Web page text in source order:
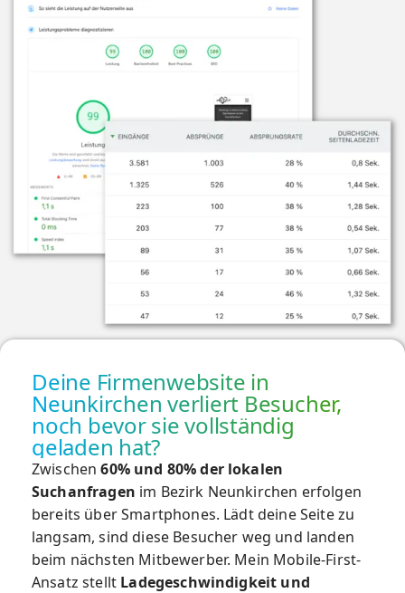
Deine Firmenwebsite in
Neunkirchen verliert Besucher,
noch bevor sie vollständig
geladen hat?
Zwischen60% und 80% der lokalen
Suchanfragen im Bezirk Neunkirchen erfolgen
bereits über Smartphones. Lädt deine Seite zu
langsam, sind diese Besucher weg und landen
beim nächsten Mitbewerber. Mein Mobile-First-
Ansatz stellt Ladegeschwindigkeit und